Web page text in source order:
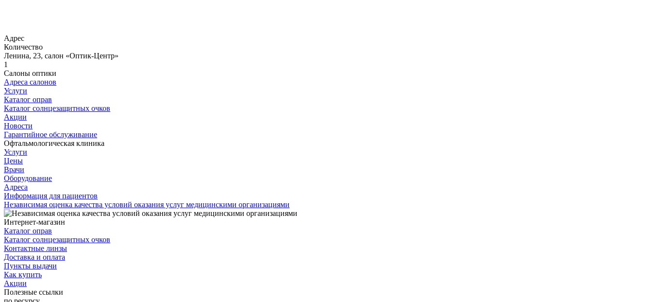
Адрес
Количество
Ленина, 23, салон «Оптик-Центр»
1
Салоны оптики
Адреса салонов
Услуги
Каталог оправ
Каталог солнцезащитных очков
Акции
Новости
Гарантийное обслуживание
Офтальмологическая клиника
Услуги
Цены
Врачи
Оборудование
Адреса
Информация для пациентов
Независимая оценка качества условий оказания услуг медицинскими организациями
Интернет-магазин
Каталог оправ
Каталог солнцезащитных очков
Контактные линзы
Доставка и оплата
Пункты выдачи
Как купить
Акции
Полезные ссылки